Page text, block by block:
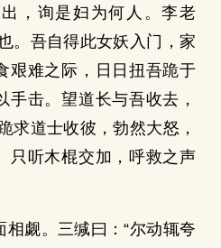
，询是妇为何人。李老
。吾自得此女妖入门，家
艰难之际，日日扭吾跪于
手击。望道长与吾收去，
求道士收彼，勃然大怒，
只听木棍交加，呼救之声
觑。三缄曰：“尔动辄夸